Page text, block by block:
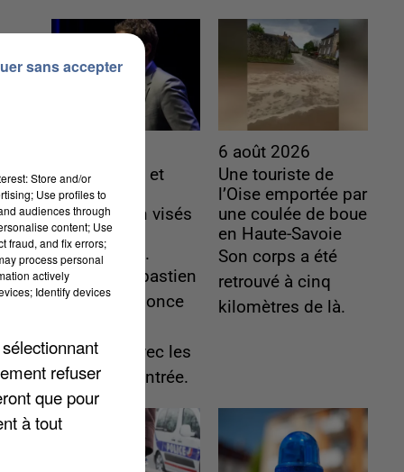
Gabriel Attal et
Raphaël
Glucksmann visés
par des
ingérences...
Sollicité, Sébastien
Lecornu annonce
commun" avec les
partis à la rentrée.
6 août 2026
Une touriste de
l’Oise emportée par
une coulée de boue
en Haute-Savoie
Son corps a été
retrouvé à cinq
kilomètres de là.
Store and/or
Use profiles to
audiences through
content; Use
fraud, and fix errors;
process personal
actively
Identify devices
refuser
que pour
à tout
sans accepter